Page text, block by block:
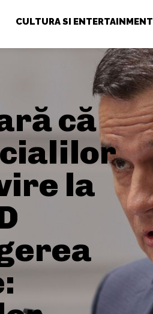
CULTURA SI ENTERTAINMENT
că
la